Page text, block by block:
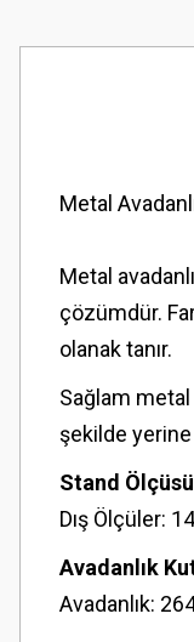
Metal
Metal
çözümdür.
olanak tanır.
Sağlam
şekilde
Stand Ölçüsü
Dış Ölçüler:
Avadanlık
Avadanlık: